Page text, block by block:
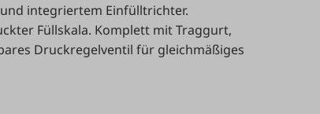
integriertem Einfülltrichter.
Füllskala. Komplett mit Traggurt,
Druckregelventil für gleichmäßiges